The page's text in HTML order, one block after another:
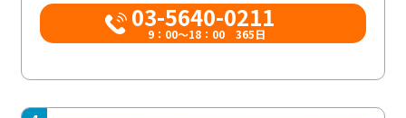
03-5640-0211
9：00～18：00 365日